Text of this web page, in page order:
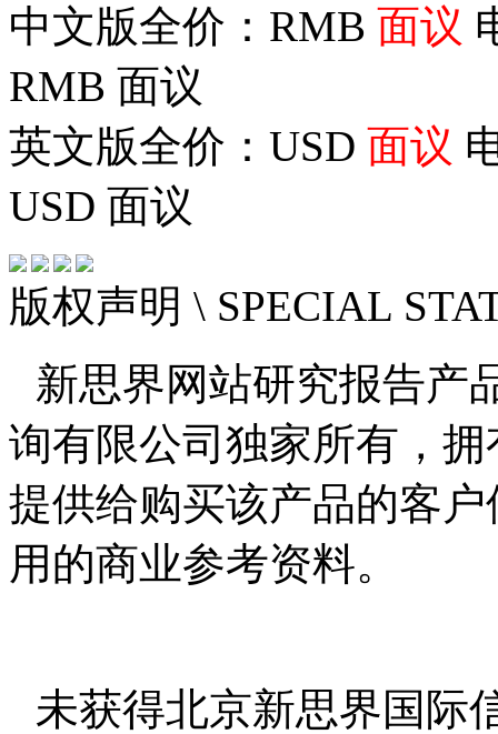
中文版全价：RMB 面议
RMB 面议
英文版全价：USD 面议
USD 面议
版权声明 \ SPECIAL
新思界网站研究报告产
询有限公司独家所有，
提供给购买该产品的客
用的商业参考资料。
未获得北京新思界国际